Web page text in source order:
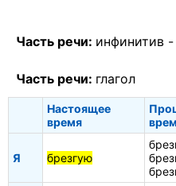
Часть речи: инфинитив -
Часть речи: глагол
Настоящее
время
Я брезгую